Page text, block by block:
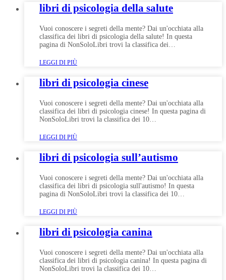
libri di psicologia della salute
Vuoi conoscere i segreti della mente? Dai un'occhiata alla
classifica dei libri di psicologia della salute! In questa
pagina di NonSoloLibri trovi la classifica dei…
LEGGI DI PIÙ
libri di psicologia cinese
Vuoi conoscere i segreti della mente? Dai un'occhiata alla
classifica dei libri di psicologia cinese! In questa pagina di
NonSoloLibri trovi la classifica dei 10…
LEGGI DI PIÙ
libri di psicologia sull’autismo
Vuoi conoscere i segreti della mente? Dai un'occhiata alla
classifica dei libri di psicologia sull'autismo! In questa
pagina di NonSoloLibri trovi la classifica dei 10…
LEGGI DI PIÙ
libri di psicologia canina
Vuoi conoscere i segreti della mente? Dai un'occhiata alla
classifica dei libri di psicologia canina! In questa pagina di
NonSoloLibri trovi la classifica dei 10…